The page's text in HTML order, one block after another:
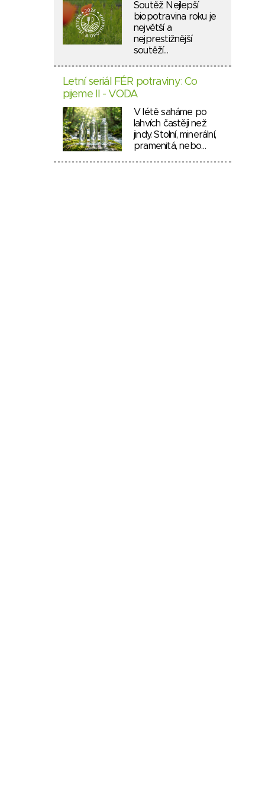
Soutěž Nejlepší
biopotravina roku je
největší a
nejprestižnější
soutěží…
Letní seriál FÉR potraviny: Co
pijeme II - VODA
V létě saháme po
lahvích častěji než
jindy. Stolní, minerální,
pramenitá, nebo…